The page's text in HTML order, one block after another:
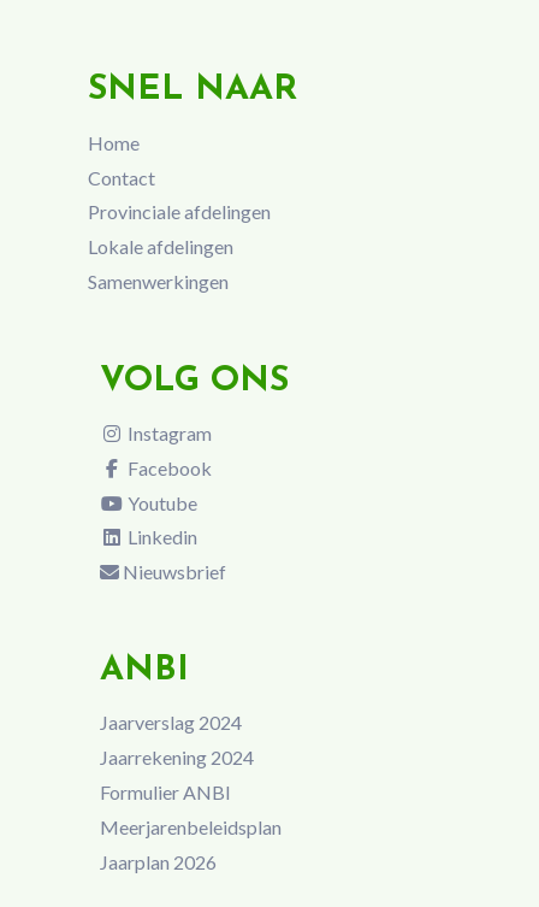
SNEL NAAR
Home
Contact
Provinciale afdelingen
Lokale afdelingen
Samenwerkingen
VOLG ONS
Instagram
Facebook
Youtube
Linkedin
Nieuwsbrief
ANBI
Jaarverslag 2024
Jaarrekening 2024
Formulier ANBI
Meerjarenbeleidsplan
Jaarplan 2026